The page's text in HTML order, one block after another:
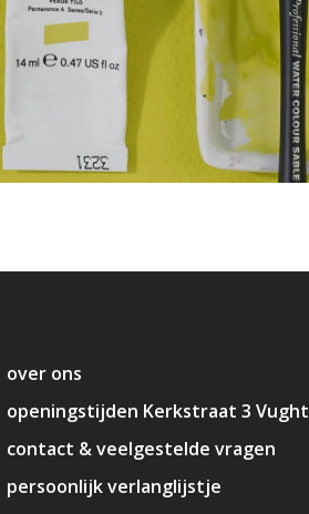
over ons
openingstijden Kerkstraat 3 Vught
contact & veelgestelde vragen
persoonlijk verlanglijstje